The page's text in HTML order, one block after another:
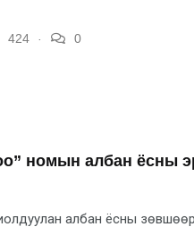
424 0
номын албан ёсны
албан ёсны